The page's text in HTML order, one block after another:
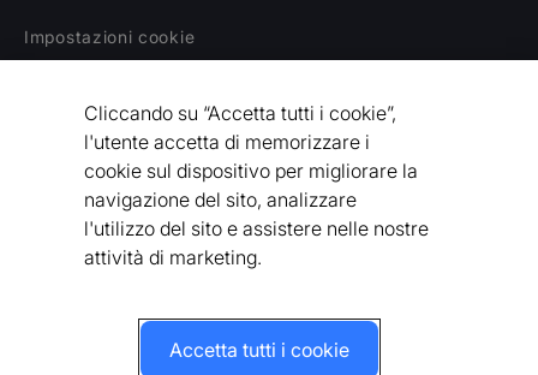
Impostazioni cookie
Dichiarazione sulla schiavitù moderna
Codice etico del fornitore
Dichiarazione di accessibilità
Cliccando su “Accetta tutti i cookie”,
l'utente accetta di memorizzare i
cookie sul dispositivo per migliorare la
navigazione del sito, analizzare
l'utilizzo del sito e assistere nelle nostre
attività di marketing.
Accetta tutti i cookie